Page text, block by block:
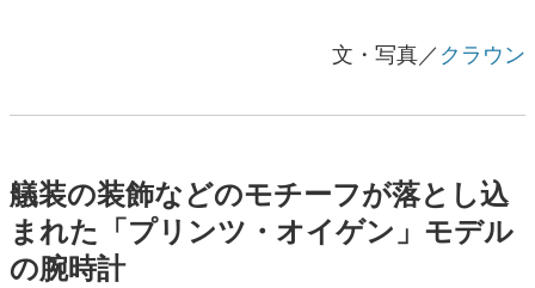
文・写真／クラウン
艤装の装飾などのモチーフが落とし込
まれた「プリンツ・オイゲン」モデル
の腕時計